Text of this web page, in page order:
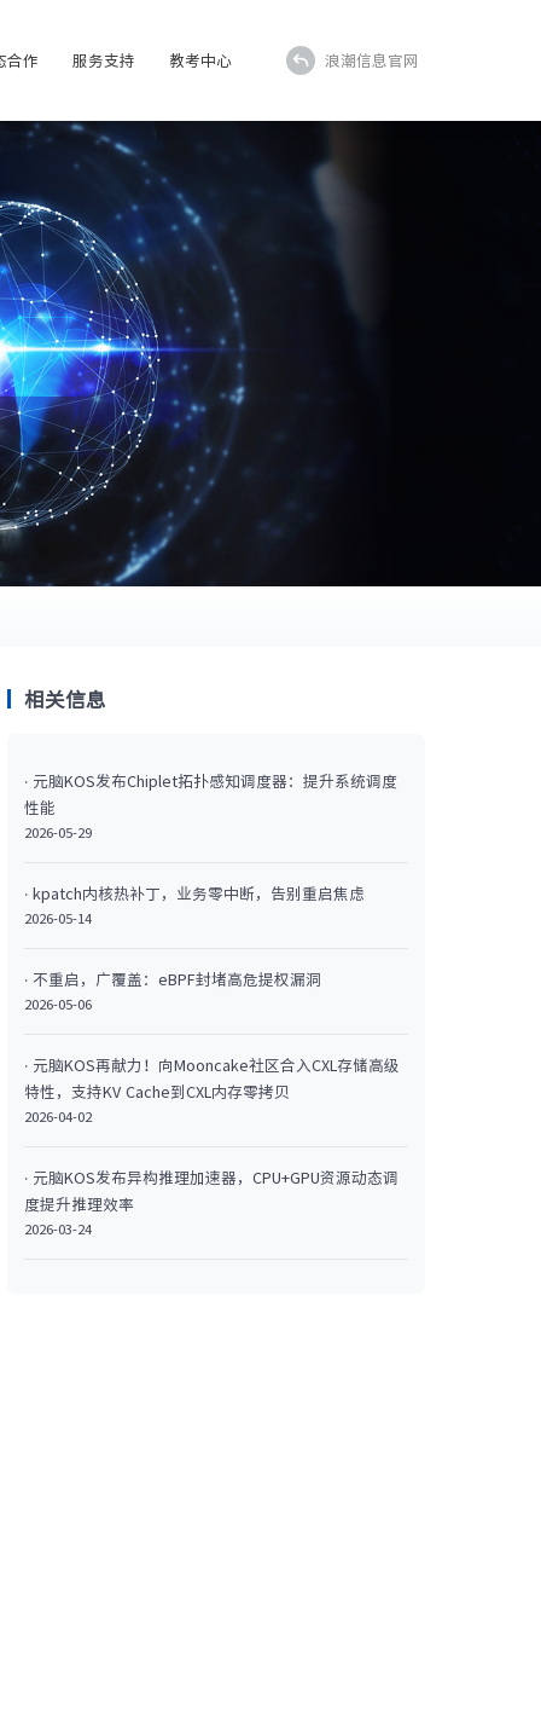
合作 服务支持 教考中心 浪潮信息官网
相关信息
· 元脑KOS发布Chiplet拓扑感知调度器：提升系统调度
性能
2026-05-29
· kpatch内核热补丁，业务零中断，告别重启焦虑
2026-05-14
· 不重启，广覆盖：eBPF封堵高危提权漏洞
2026-05-06
· 元脑KOS再献力！向Mooncake社区合入CXL存储高级
特性，支持KV Cache到CXL内存零拷贝
2026-04-02
· 元脑KOS发布异构推理加速器，CPU+GPU资源动态调
度提升推理效率
2026-03-24